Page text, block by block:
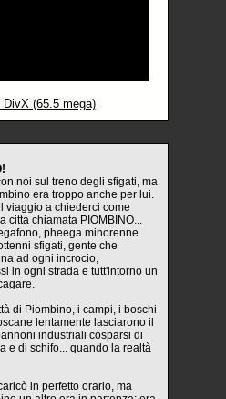
(65.5 mega)
noi sul treno degli sfigati, ma
era troppo anche per lui.
viaggio a chiederci come
città chiamata PIOMBINO...
pheega minorenne
sfigati, gente che
ad ogni incrocio,
in ogni strada e tutt'intorno un
di Piombino, i campi, i boschi
lentamente lasciarono il
industriali cosparsi di
e di schifo... quando la realtà
in perfetto orario, ma